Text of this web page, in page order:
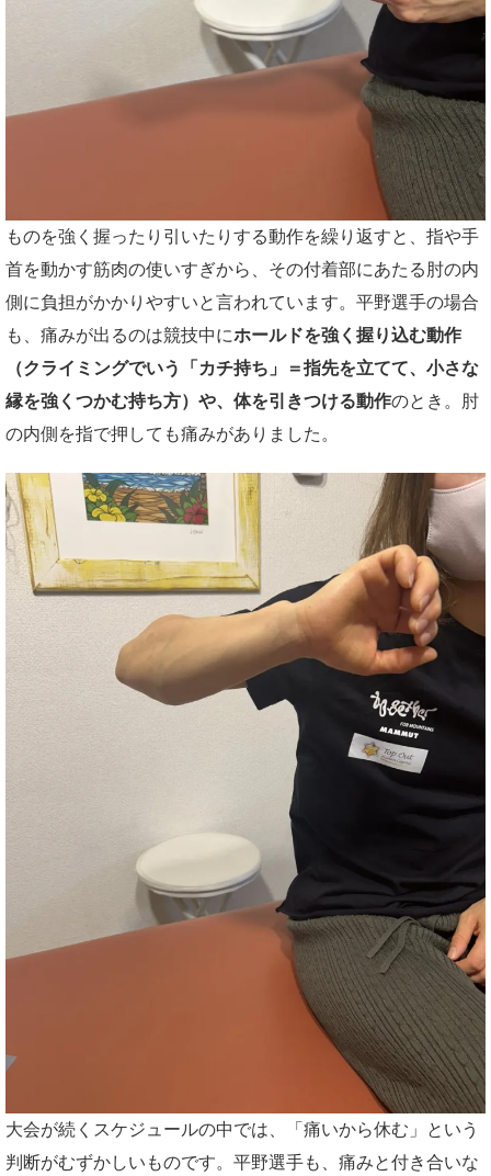
ものを強く握ったり引いたりする動作を繰り返すと、指や手
首を動かす筋肉の使いすぎから、その付着部にあたる肘の内
側に負担がかかりやすいと言われています。平野選手の場合
も、痛みが出るのは競技中にホールドを強く握り込む動作
（クライミングでいう「カチ持ち」＝指先を立てて、小さな
縁を強くつかむ持ち方）や、体を引きつける動作のとき。肘
の内側を指で押しても痛みがありました。
大会が続くスケジュールの中では、「痛いから休む」という
判断がむずかしいものです。平野選手も、痛みと付き合いな